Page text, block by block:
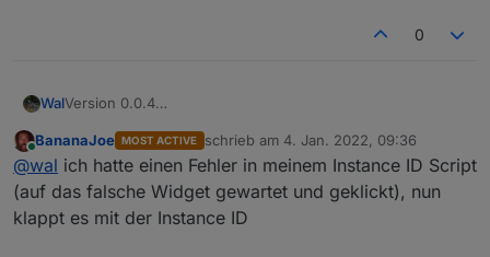
0
WalVersion 0.0.4
Adapter und Exe bitte neu laden.
Online
BananaJoe MOST ACTIVE schrieb am 4. Jan. 2022, 09:36
zuletzt editiert von
@wal ich hatte einen Fehler in meinem Instance ID Script
(auf das falsche Widget gewartet und geklickt), nun
klappt es mit der Instance ID